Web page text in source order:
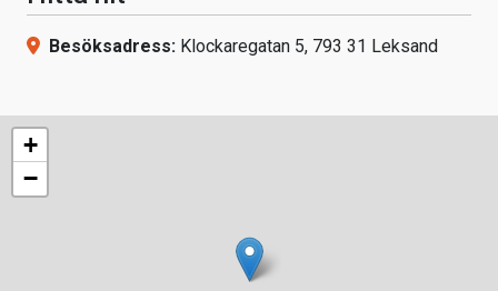
Besöksadress: Klockaregatan 5, 793 31 Leksand
+
−